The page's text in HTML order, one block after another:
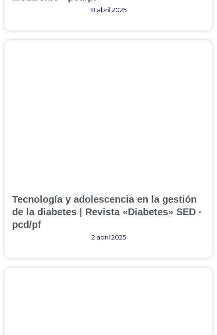
8 abril 2025
Tecnología y adolescencia en la gestión
de la diabetes | Revista «Diabetes» SED ·
pcd/pf
2 abril 2025